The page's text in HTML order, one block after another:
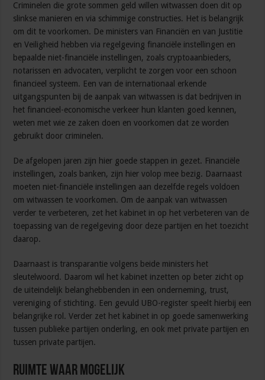
Criminelen die grote sommen geld willen witwassen doen dit op
slinkse manieren en via schimmige constructies. Het is belangrijk
om dit te voorkomen. De ministers van Financiën en van Justitie
en Veiligheid hebben via regelgeving financiële instellingen en
bepaalde niet-financiële instellingen, zoals cryptoaanbieders,
notarissen en advocaten, verplicht te zorgen voor een schoon
financieel systeem. Een van de internationaal erkende
uitgangspunten bij de aanpak van witwassen is dat bedrijven in
het financieel-economische verkeer hun klanten goed kennen,
weten met wie ze zaken doen en voorkomen dat ze worden
gebruikt door criminelen.
De afgelopen jaren zijn hier goede stappen in gezet. Financiële
instellingen, zoals banken, zijn hier volop mee bezig. Daarnaast
moeten niet-financiële instellingen aan dezelfde regels voldoen
om witwassen te voorkomen. Om de aanpak van witwassen
verder te verbeteren, zet het kabinet in op het verbeteren van de
toepassing van de regelgeving door deze partijen en het toezicht
daarop.
Daarnaast is transparantie volgens beide ministers het
sleutelwoord. Daarom wil het kabinet inzetten op beter zicht op
de uiteindelijk belanghebbenden in een onderneming, trust,
vereniging of stichting. Een gevuld UBO-register speelt hierbij een
belangrijke rol. Verder zet het kabinet in op goede samenwerking
tussen publieke partijen onderling, en ook met private partijen en
tussen private partijen.
Ruimte waar mogelijk